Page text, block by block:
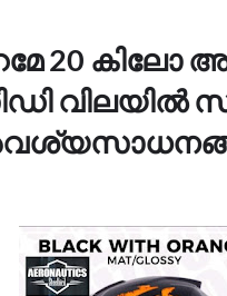
20 കിലോ
വിലയിൽ